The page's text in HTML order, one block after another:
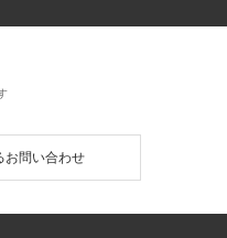
お問い合わせ